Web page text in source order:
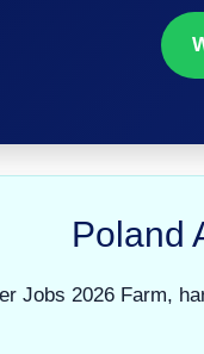
Poland
2026 Farm,